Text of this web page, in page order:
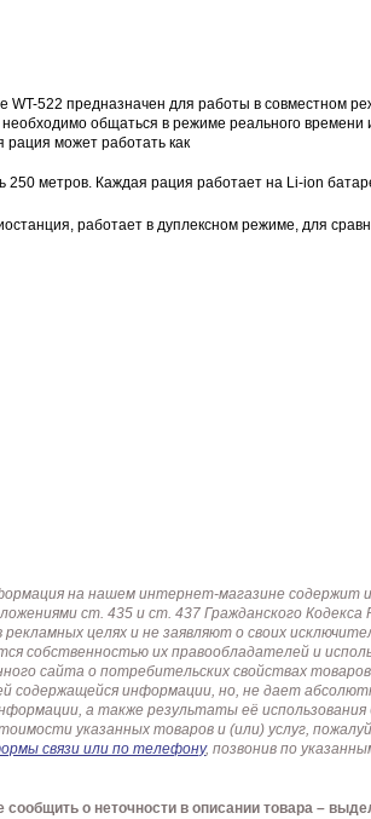
WT-522 предназначен для работы в совместном
общаться в режиме реального
может работать как
250 метров. Каждая рация работает на Li-ion
работает в дуплексном режиме, для
на нашем интернет-магазине содержит
ст. 435 и ст. 437 Гражданского
целях и не заявляют о своих
собственностью их правообладателей и
сайта о потребительских свойствах
содержащейся информации, но, не дает
а также результаты её
указанных товаров и (или) услуг,
связи или по телефону, позвонив по
о неточности в описании товара –